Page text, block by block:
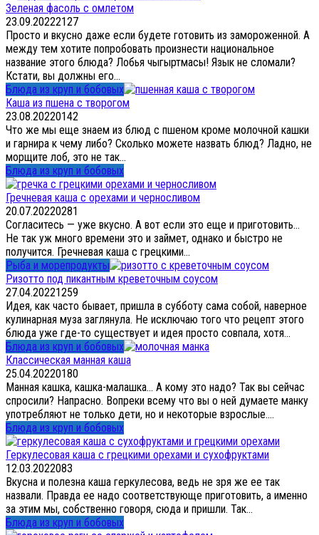
Зеленая фасоль с омлетом
23.09.20222127
Просто и вкусно даже если будете готовить из замороженной. А
между тем хотите попробовать произнести национальное
название этого блюда? Лобья чыгыртмасы! Язык не сломали?
Кстати, вы должны его...
Блюда из круп и бобовых
Каша из пшена с творогом
23.08.20220142
Что же мы еще знаем из блюд с пшеном кроме молочной кашки
и гарнира к чему либо? Сколько можете назвать блюд? Ладно, не
морщите лоб, это не так...
Блюда из круп и бобовых
Гречневая каша с орехами и черносливом
20.07.20220281
Согласитесь — уже вкусно. А вот если это еще и приготовить…
Не так уж много времени это и займет, однако и быстро не
получится. Гречневая каша с грецкими...
Рыба и морепродукты
Ризотто под пикантным креветочным соусом
27.04.20221259
Идея, как часто бывает, пришла в субботу сама собой, наверное
кулинарная муза заглянула. Не исключаю того что рецепт этого
блюда уже где-то существует и идея просто совпала, хотя...
Блюда из круп и бобовых
Классическая манная каша
25.04.20220180
Манная кашка, кашка-малашка… А кому это надо? Так вы сейчас
спросили? Напрасно. Вопреки всему что вы о ней думаете манку
употребляют не только дети, но и некоторые взрослые....
Блюда из круп и бобовых
Геркулесовая каша с грецкими орехами и сухофруктами
12.03.2022083
Вкусна и полезна каша геркулесова, ведь не зря же ее так
назвали. Правда ее надо соответствующе приготовить, а именно
за этим мы, собственно говоря, сюда и пришли. Так...
Блюда из круп и бобовых